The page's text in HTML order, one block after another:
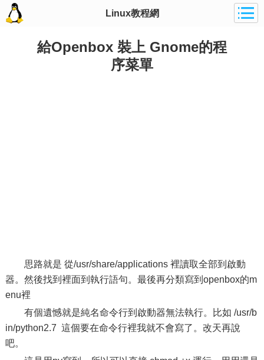
Linux教程網
給Openbox 裝上 Gnome的程
序菜單
思路就是 從/usr/share/applications 裡讀取全部到啟動
器。然後找到裡面到執行語句。最後再分類寫到openbox的m
enu裡
有個遺憾就是純名命令行到啟動器無法執行。比如 /usr/b
in/python2.7 這個要在命令行裡我就不會寫了。改天再說
吧。